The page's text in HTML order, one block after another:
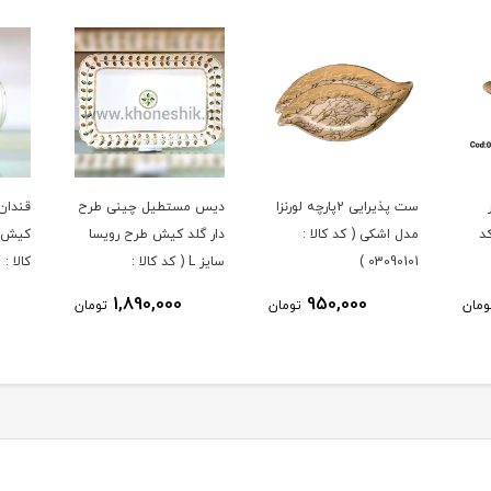
دیس مستطیل چینی طرح
دار گلد کیش طرح رویسا
سایز L ( کد کالا :
1,890,000 تومان
قندان چینی طرح دار گلد
کیش طرح سوییتی ( کد
کالا : 03071434 )
490,000 تومان
گلد